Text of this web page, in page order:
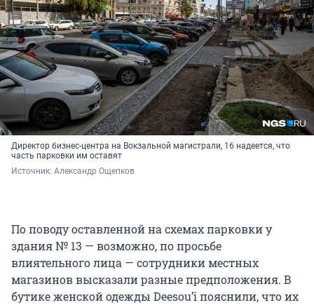
Директор бизнес-центра на Вокзальной магистрали, 16 надеется, что
часть парковки им оставят
Источник: Александр Ощепков
По поводу оставленной на схемах парковки у
здания № 13 — возможно, по просьбе
влиятельного лица — сотрудники местных
магазинов высказали разные предположения. В
бутике женской одежды Deesou’i пояснили, что их